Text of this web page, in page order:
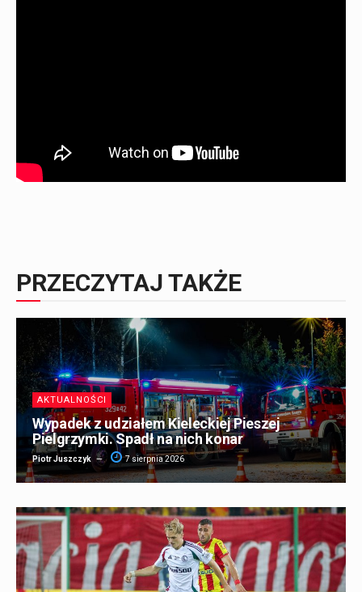
PRZECZYTAJ TAKŻE
AKTUALNOŚCI
Wypadek z udziałem Kieleckiej Pieszej
Pielgrzymki. Spadł na nich konar
Piotr Juszczyk 7 sierpnia 2026